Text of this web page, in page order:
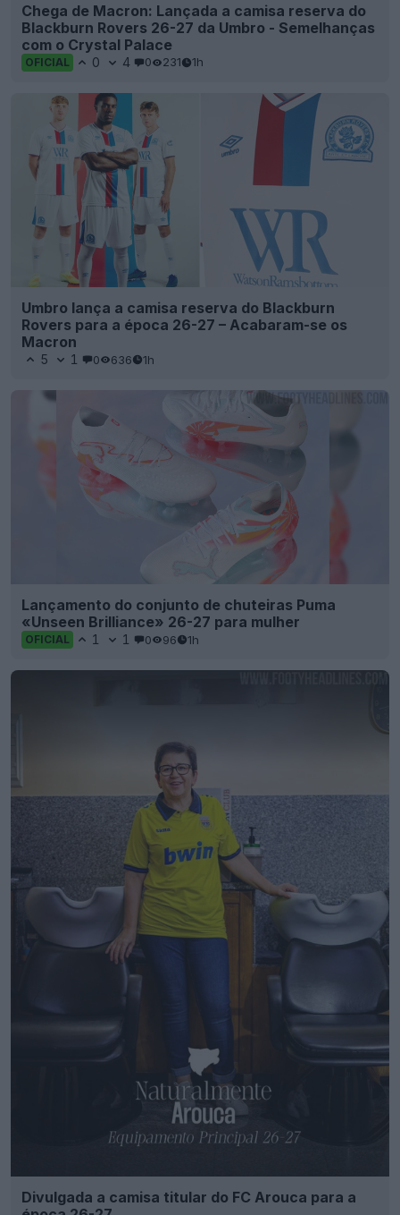
Chega de Macron: Lançada a camisa reserva do
Blackburn Rovers 26-27 da Umbro - Semelhanças
com o Crystal Palace
OFICIAL 0 4 0 231 1h
Umbro lança a camisa reserva do Blackburn
Rovers para a época 26-27 – Acabaram-se os
Macron
5 1 0 636 1h
Lançamento do conjunto de chuteiras Puma
«Unseen Brilliance» 26-27 para mulher
OFICIAL 1 1 0 96 1h
Divulgada a camisa titular do FC Arouca para a